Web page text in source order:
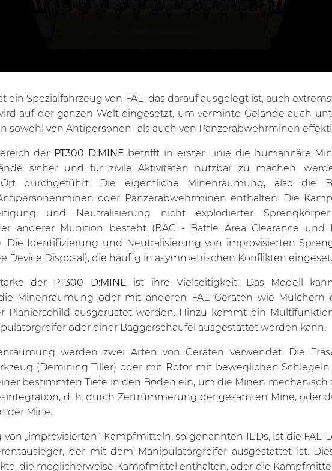
ein Spezialfahrzeug von FAE, das darauf ausgelegt ist, auch
auf der ganzen Welt eingesetzt, um verminte Gelände auch
sowohl von Antipersonen- als auch von Panzerabwehrminen
der PT300 D:MINE betrifft in erster Linie die humanitäre
sicher und für zivile Aktivitäten nutzbar zu machen,
durchgeführt. Die eigentliche Minenräumung, also die
oder Panzerabwehrminen enthalten. Die
und Neutralisierung nicht explodierter
anderer Munition besteht (BAC - Battle Area Clearance und
Die Identifizierung und Neutralisierung von improvisierten
Device Disposal), die häufig in asymmetrischen Konflikten
der PT300 D:MINE ist ihre Vielseitigkeit. Das Modell
Minenräumung oder mit anderen FAE Geräten wie Mulchern
Planierschild ausgerüstet werden. Hinzu kommt ein
oder einer Baggerschaufel ausgestattet werden kann.
werden zwei Arten von Geräten verwendet: Die
(Demining Tiller) oder mit Rotor mit beweglichen Schlegeln
bestimmten Tiefe in den Boden ein, um die Minen mechanisch
d. h. durch Zertrümmerung der gesamten Mine, oder
der Mine.
„improvisierten“ Kampfmitteln, so genannten IEDs, ist die FAE
der mit dem Manipulatorgreifer ausgestattet ist.
die möglicherweise Kampfmittel enthalten, oder die